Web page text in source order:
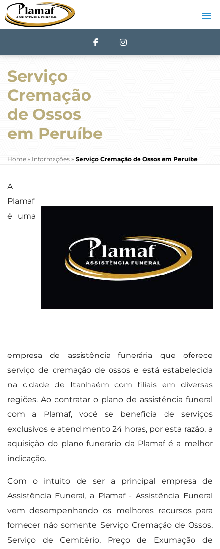
Serviço
Cremação
de Ossos
em Peruíbe
Home » Informações » Serviço Cremação de Ossos em Peruíbe
A
Plamaf
é uma
empresa de assistência funerária que oferece
serviço de cremação de ossos e está estabelecida
na cidade de Itanhaém com filiais em diversas
regiões. Ao contratar o plano de assistência funeral
com a Plamaf, você se beneficia de serviços
exclusivos e atendimento 24 horas, por esta razão, a
aquisição do plano funerário da Plamaf é a melhor
indicação.
Com o intuito de ser a principal empresa de
Assistência Funeral, a Plamaf - Assistência Funeral
vem desempenhando os melhores recursos para
fornecer não somente Serviço Cremação de Ossos,
Serviço de Cemitério, Preço de Exumação de